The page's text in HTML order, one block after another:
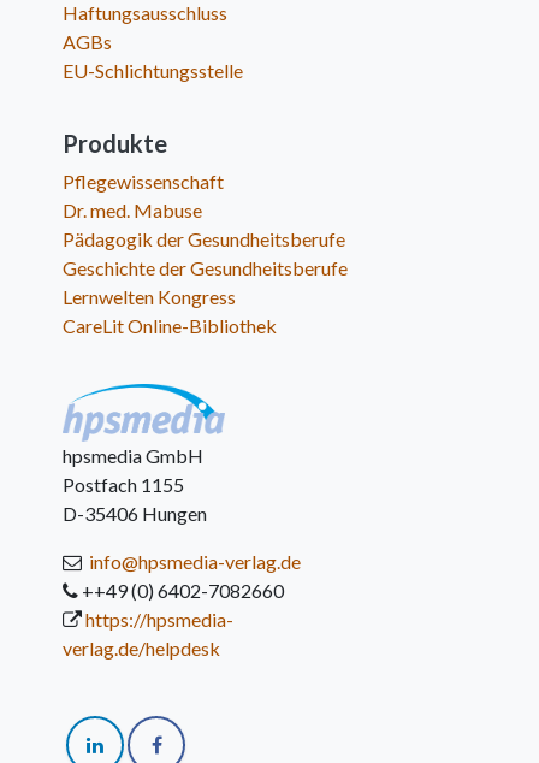
Haftungsausschluss
AGBs
EU-Schlichtungsstelle
Produkte
Pflegewissenschaft
Dr. med. Mabuse
Pädagogik der Gesundheitsberufe
Geschichte der Gesundheitsberufe
Lernwelten Kongress
CareLit Online-Bibliothek
hpsmedia GmbH
Postfach 1155
D-35406 Hungen
info@hpsmedia-verlag.de
++49 (0) 6402-7082660
https://hpsmedia-
verlag.de/helpdesk